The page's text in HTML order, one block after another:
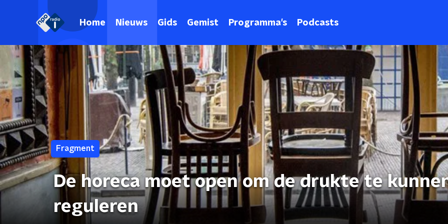
Home Nieuws Gids Gemist Programma's Podcasts
Fragment
De horeca moet open om de drukte te
reguleren